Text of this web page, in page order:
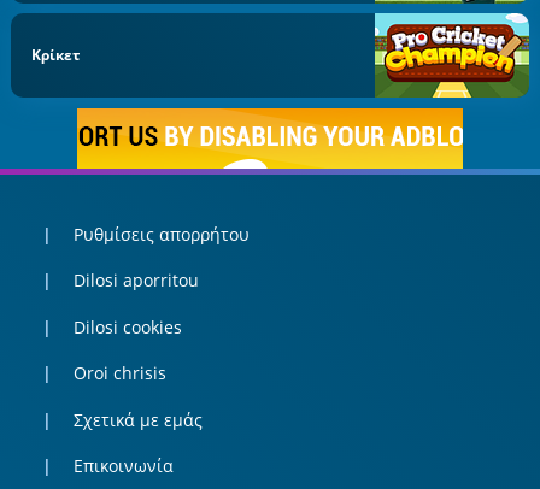
Κρίκετ
Ρυθμίσεις απορρήτου
Dilosi aporritou
Dilosi cookies
Oroi chrisis
Σχετικά με εμάς
Επικοινωνία